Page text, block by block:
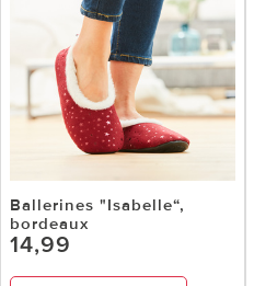
Ballerines "Isabelle“,
bordeaux
14,99